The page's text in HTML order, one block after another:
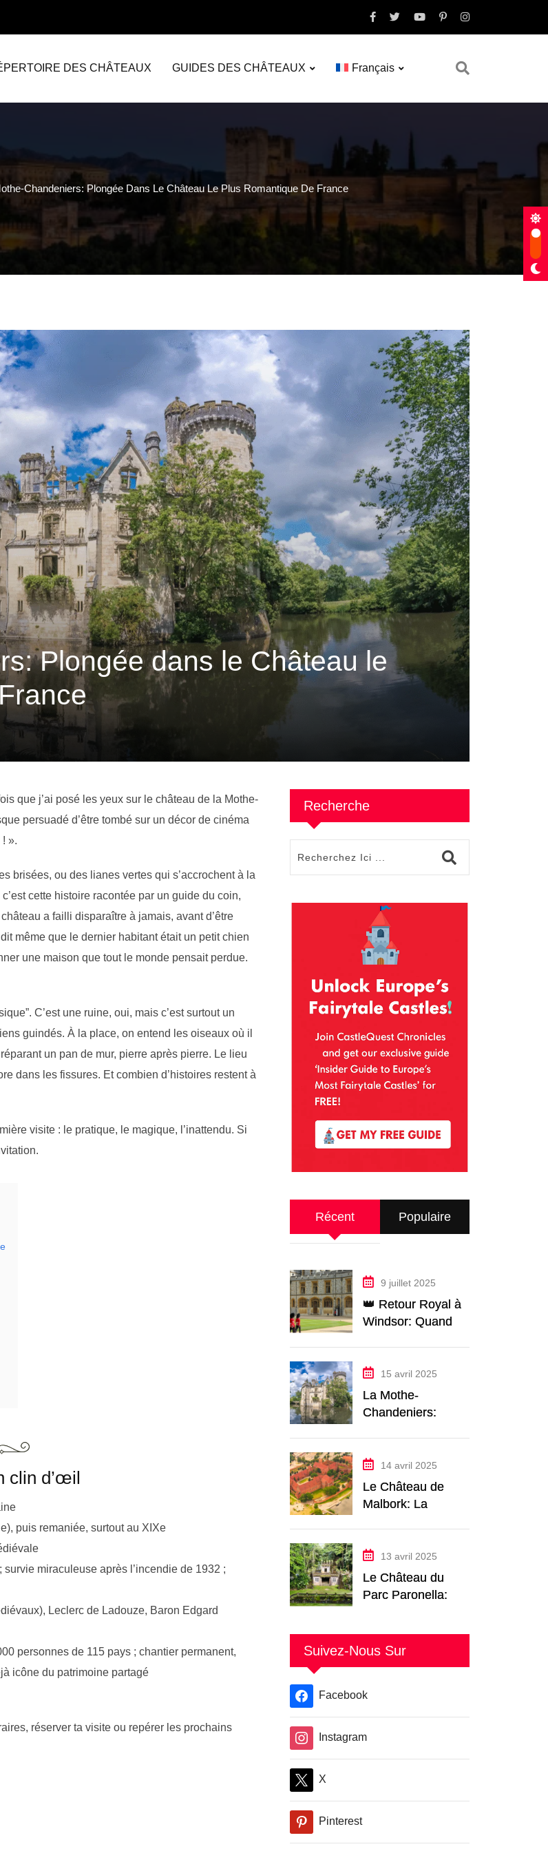
DES CHÂTEAUX GUIDES DES CHÂTEAUX Français
Chandeniers: Plongée Dans Le Château Le Plus Romantique De France
Plongée dans le Château le
que j’ai posé les yeux sur le château de la Mothe-
persuadé d’être tombé sur un décor de cinéma
».
brisées, ou des lianes vertes qui s’accrochent à la
cette histoire racontée par un guide du coin,
a failli disparaître à jamais, avant d’être
même que le dernier habitant était un petit chien
une maison que tout le monde pensait perdue.
C’est une ruine, oui, mais c’est surtout un
guindés. À la place, on entend les oiseaux où il
un pan de mur, pierre après pierre. Le lieu
dans les fissures. Et combien d’histoires restent à
visite : le pratique, le magique, l’inattendu. Si
clin d’œil
puis remaniée, surtout au XIXe
miraculeuse après l’incendie de 1932 ;
Leclerc de Ladouze, Baron Edgard
personnes de 115 pays ; chantier permanent,
icône du patrimoine partagé
réserver ta visite ou repérer les prochains
Recherche
Récent Populaire
9 juillet 2025
👑 Retour Royal à
Windsor: Quand
Vibrer le Château
15 avril 2025
La Mothe-
Chandeniers:
Romantique de
France
14 avril 2025
Le Château de
Malbork: La
Teutonique de
Pologne
13 avril 2025
Le Château du
Parc Paronella: La
Jungle du
Suivez-Nous Sur
Facebook
Instagram
X
Pinterest